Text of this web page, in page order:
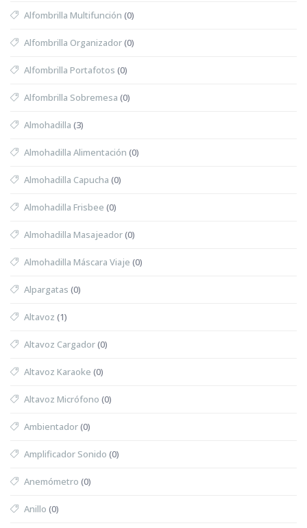
Alfombrilla Multifunción (0)
Alfombrilla Organizador(0)
Alfombrilla Portafotos (0)
Alfombrilla Sobremesa (0)
Almohadilla (3)
Almohadilla Alimentación (0)
Almohadilla Capucha (0)
Almohadilla Frisbee (0)
Almohadilla Masajeador(0)
Almohadilla Máscara Viaje (0)
Alpargatas (0)
Altavoz (1)
Altavoz Cargador(0)
Altavoz Karaoke (0)
Altavoz Micrófono (0)
Ambientador(0)
Amplificador Sonido (0)
Anemómetro (0)
Anillo (0)